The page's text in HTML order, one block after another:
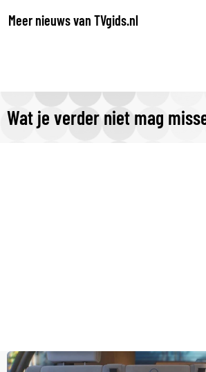
Meer nieuws van TVgids.nl
Wat je verder niet mag